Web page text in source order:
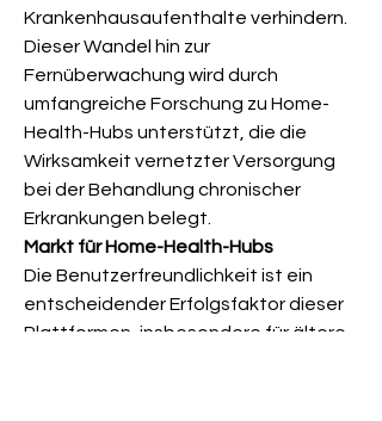
Krankenhausaufenthalte verhindern.
Dieser Wandel hin zur
Fernüberwachung wird durch
umfangreiche Forschung zu Home-
Health-Hubs unterstützt, die die
Wirksamkeit vernetzter Versorgung
bei der Behandlung chronischer
Erkrankungen belegt.
Markt für Home-Health-Hubs
Die Benutzerfreundlichkeit ist ein
entscheidender Erfolgsfaktor dieser
Plattformen, insbesondere für ältere